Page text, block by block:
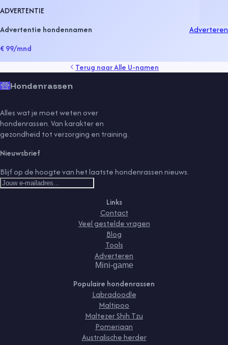
ADVERTENTIE
Advertentie hondennamen
€ 99/mnd
Adverteren
Terug naarAlle U-namen
Hondenrassen
Alles wat je moet weten over
hondenrassen. Van karakter en
gezondheid tot verzorging en training.
Nieuwsbrief
Blijf op de hoogte van het laatste hondenrassen nieuws.
Links
Contact
Veel gestelde vragen
Blog
Tools
Adverteren
Mini-game
Populaire hondenrassen
Labradoodle
Maltipoo
Maltezer Shih Tzu
Pomeriaan
Australische herder